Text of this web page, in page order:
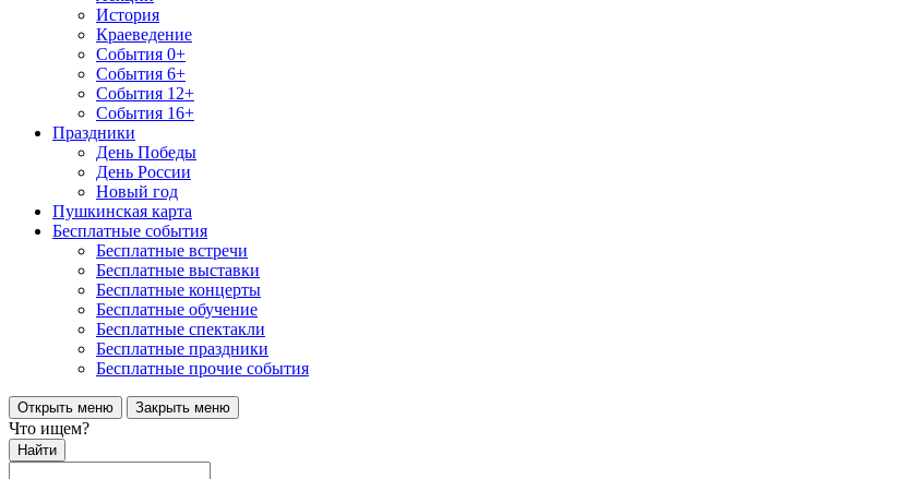
История
Краеведение
События 0+
События 6+
События 12+
События 16+
Праздники
День Победы
День России
Новый год
Пушкинская карта
Бесплатные события
Бесплатные встречи
Бесплатные выставки
Бесплатные концерты
Бесплатные обучение
Бесплатные спектакли
Бесплатные праздники
Бесплатные прочие события
Открыть меню Закрыть меню
Что ищем?
Найти